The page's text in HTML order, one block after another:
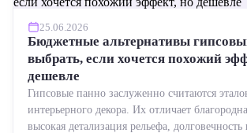
25.06.2026
Бюджетные альтернативы
выбрать, если хочется похожий
дешевле
Гипсовые панно заслуженно считаются
интерьерного декора. Их отличает
высокая детализация рельефа,